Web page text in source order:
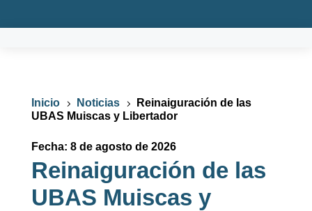
Inicio 5 Noticias 5
Reinaiguración de las
UBAS Muiscas y Libertador
Fecha: 8 de agosto de 2026
Reinaiguración de las
UBAS Muiscas y